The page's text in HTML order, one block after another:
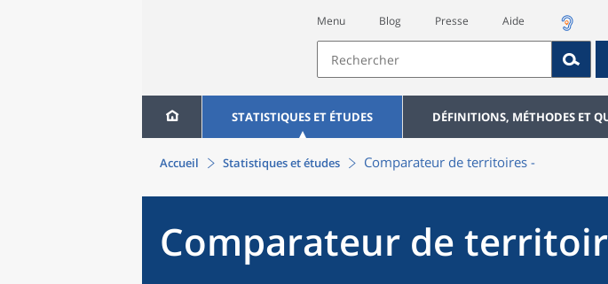
Menu Blog Presse Aide
STATISTIQUES ET ÉTUDES DÉFINITIONS, MÉTHODES ET
Accueil Statistiques et études Comparateur de territoires -
Comparateur de